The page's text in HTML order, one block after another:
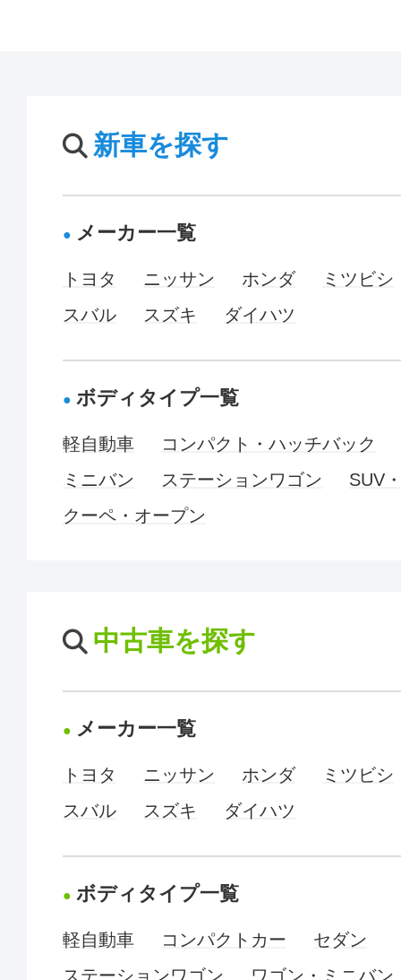
新車を探す
メーカー一覧
トヨタ ニッサン ホンダ
ミツビシ
スバル
スズキ ダイハツ
ボディタイプ一覧
軽自動車
コンパクト・ハッチバック
ミニバン
ステーションワゴン
SUV
クーペ・オープン
中古車を探す
メーカー一覧
トヨタ ニッサン ホンダ
ミツビシ
スバル
スズキ ダイハツ
ボディタイプ一覧
軽自動車 コンパクトカー
セダン
ステーションワゴン
ワゴン・ミニバン